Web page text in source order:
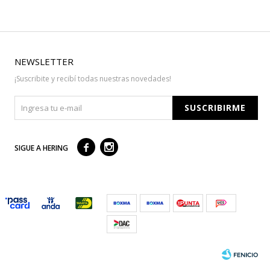
NEWSLETTER
¡Suscribite y recibí todas nuestras novedades!
SUSCRIBIRME
SIGUE A HERING  